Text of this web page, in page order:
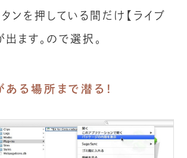
ンを押している間だけ【ライブ
出ます。ので選択。
ある場所まで潜る！